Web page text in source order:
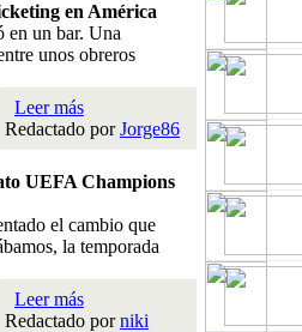
en América
en un bar. Una
unos obreros
Leer más
Redactado porJorge86
UEFA Champions
el cambio que
la temporada
Leer más
Redactado porniki